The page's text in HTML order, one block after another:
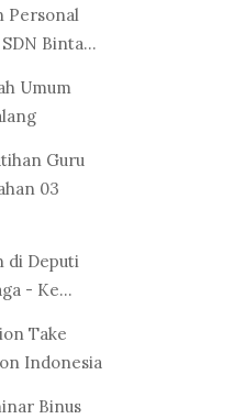
Personal
Binta...
Umum
Guru
03
di Deputi
- Ke...
Take
Indonesia
Binus